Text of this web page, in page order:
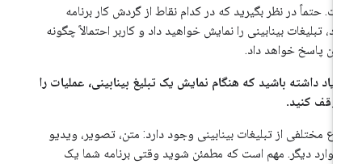
حتماً در نظر بگیرید که در کدام نقاط از گردش کار برنامه
تبلیغات بینابینی را نمایش خواهید داد و کاربر احتمالاً چگونه
آن پاسخ خواهد داد.
یاد داشته باشید که هنگام نمایش یک تبلیغ بینابینی، عملیات را
کنید.
مختلفی از تبلیغات بینابینی وجود دارد: متن، تصویر، ویدیو
دیگر. مهم است که مطمئن شوید وقتی برنامه شما یک